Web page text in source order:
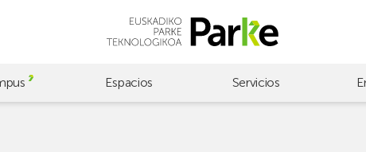
Espacios Servicios